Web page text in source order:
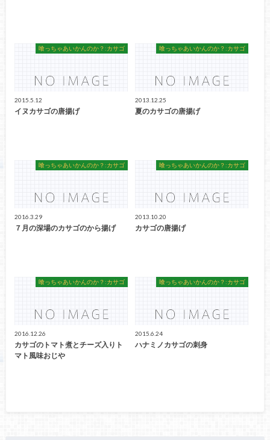
喰っちゃあいかんのか？:カサゴ
2015.5.12
イヌカサゴの唐揚げ
喰っちゃあいかんのか？:カサゴ
2013.12.25
夏のカサゴの唐揚げ
喰っちゃあいかんのか？:カサゴ
2016.3.29
７月の深場のカサゴのから揚げ
喰っちゃあいかんのか？:カサゴ
2013.10.20
カサゴの唐揚げ
喰っちゃあいかんのか？:カサゴ
2016.12.26
カサゴのトマト煮とチーズ入りト
マト風味おじや
喰っちゃあいかんのか？:カサゴ
2015.6.24
ハナミノカサゴの刺身